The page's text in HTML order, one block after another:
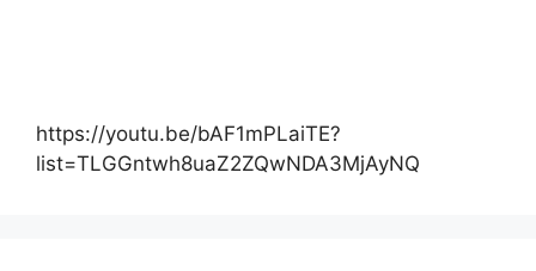
https://youtu.be/bAF1mPLaiTE?
list=TLGGntwh8uaZ2ZQwNDA3MjAyNQ